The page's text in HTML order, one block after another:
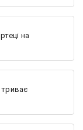
на
триває